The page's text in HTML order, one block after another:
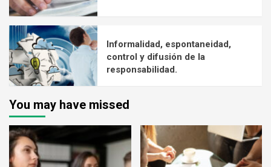
Informalidad, espontaneidad,
control y difusión de la
responsabilidad.
You may have missed